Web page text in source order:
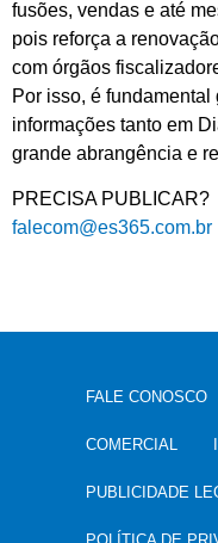
fusões, vendas e até
pois reforça a
com órgãos
Por isso, é
informações tanto em
grande abrangência e
PRECISA PUBLICAR?
falecom@es365.com.br
FALE CONOSCO
COMERCIAL
PUBLICIDADE